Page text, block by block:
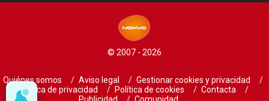
© 2007 - 2026
Quiénes somos Aviso legal
Gestionar cookies y privacidad
Política de privacidad
Política de cookies
Contacta
Publicidad
Comunidad